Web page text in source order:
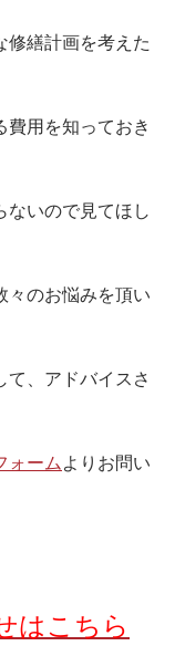
修繕計画を考えた
費用を知っておき
ないので見てほし
々のお悩みを頂い
て、アドバイスさ
ォーム よりお問い
はこちら